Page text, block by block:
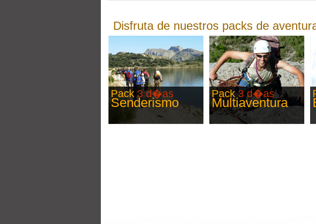
Disfruta de nuestros packs de
Pack3 d�as
Senderismo
Pack3 d�as
Multiaventura